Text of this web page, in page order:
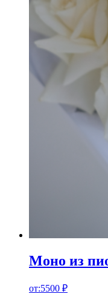
Моно из
от:5500 ₽